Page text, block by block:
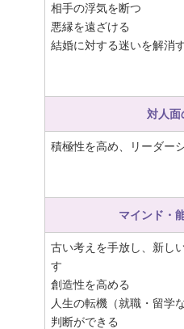
相手の浮気を断つ
悪縁を遠ざける
結婚に対する迷いを解消
対人面
積極性を高め、リーダー
マインド・
古い考えを手放し、新し
す
創造性を高める
人生の転機（就職・留学
判断ができる